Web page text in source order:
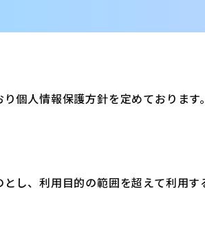
個人情報保護方針を定めております。
し、利用目的の範囲を超えて利用す